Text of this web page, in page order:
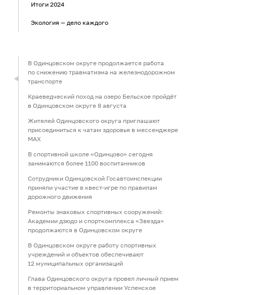
Итоги 2024
Экология — дело каждого
В Одинцовском округе продолжается работа
по снижению травматизма на железнодорожном
транспорте
Краеведческий поход на озеро Бельское пройдёт
в Одинцовском округе 8 августа
Жителей Одинцовского округа приглашают
присоединиться к чатам здоровья в мессенджере
МАХ
В спортивной школе «Одинцово» сегодня
занимаются более 1100 воспитанников
Сотрудники Одинцовской Госавтоинспекции
приняли участие в квест-игре по правилам
дорожного движения
Ремонты знаковых спортивных сооружений:
Академии дзюдо и спорткомплекса «Звезда»
продолжаются в Одинцовском округе
В Одинцовском округе работу спортивных
учреждений и объектов обеспечивают
12 муниципальных организаций
Глава Одинцовского округа провел личный прием
в территориальном управлении Успенское